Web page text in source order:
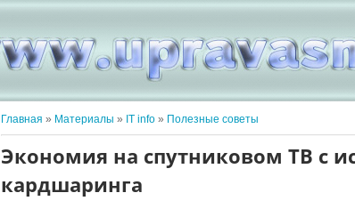
Главная » Материалы » IT info » Полезные советы
Экономия на спутниковом ТВ с
кардшаринга